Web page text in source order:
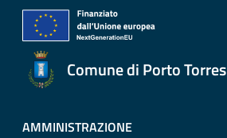
Comune di Porto Torres
AMMINISTRAZIONE